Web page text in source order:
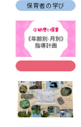
保育者の学び